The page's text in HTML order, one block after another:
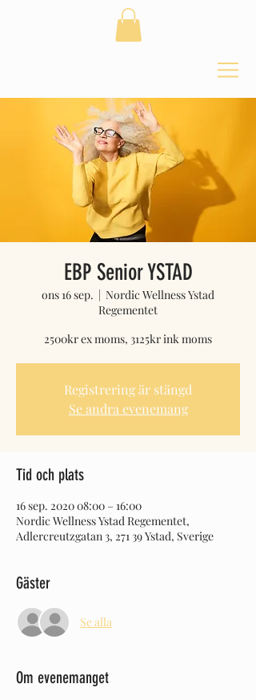
EBP Senior YSTAD
ons 16 sep.
  |
Nordic Wellness Ystad
Regementet
2500kr ex moms, 3125kr ink moms
Registrering är stängd
Se andra evenemang
Tid och plats
16 sep. 2020 08:00 – 16:00
Nordic Wellness Ystad Regementet,
Adlercreutzgatan 3, 271 39 Ystad, Sverige
Gäster
Se alla
Om evenemanget